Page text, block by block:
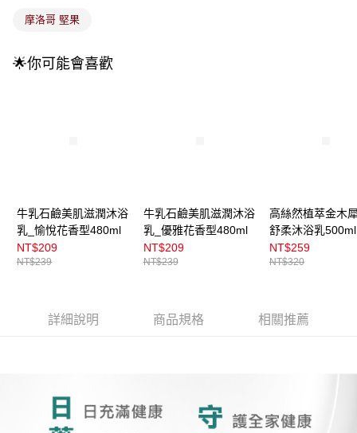
付款後門市自取
國家/地區配送
摩洛哥 堅果
🌟你可能會喜歡
牛乳石鹼美肌滋潤沐浴
乳_愉悅花香型480ml
NT$209
NT$239
牛乳石鹼美肌滋潤沐浴
乳_優雅花香型480ml
NT$209
NT$239
高絲然植萃金木
舒柔沐浴乳500ml
NT$259
NT$320
詳細說明 商品規格 相關推薦